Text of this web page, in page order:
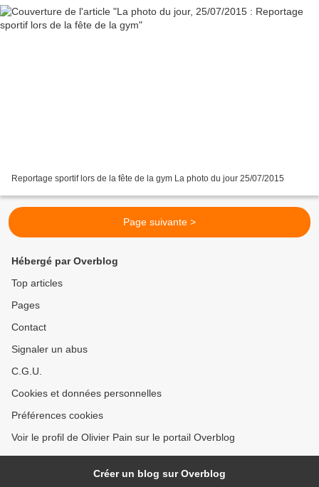
Reportage sportif lors de la fête de la gym La photo du jour 25/07/2015
Page suivante >
Hébergé par Overblog
Top articles
Pages
Contact
Signaler un abus
C.G.U.
Cookies et données personnelles
Préférences cookies
Voir le profil de Olivier Pain sur le portail Overblog
Créer un blog sur Overblog